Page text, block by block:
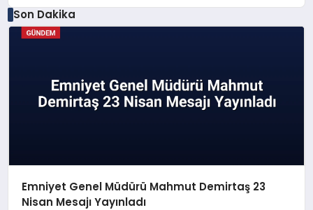
Son Dakika
Emniyet Genel Müdürü Mahmut Demirtaş 23
Nisan Mesajı Yayınladı